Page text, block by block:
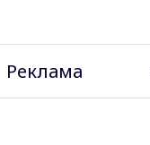
Реклама